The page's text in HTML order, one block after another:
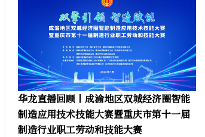
华龙直播回顾丨成渝地区双城经济圈智能
制造应用技术技能大赛暨重庆市第十一届
制造行业职工劳动和技能大赛